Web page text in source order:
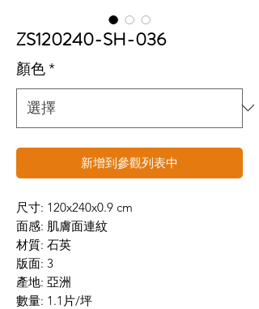
ZS120240-SH-036
顏色*
新增到參觀列表中
尺寸: 120x240x0.9 cm
面感: 肌膚面連紋
材質: 石英
版面: 3
產地: 亞洲
數量: 1.1片/坪